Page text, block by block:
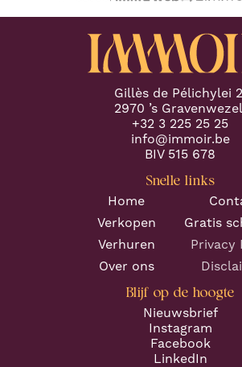
Gillès de Pélichylei
2970 ’s Gravenwezel
+32 3 225 25 25
info@immoir.be
BIV 515 678
Snelle links
Home
Verkopen
Gratis
Verhuren
Privacy
Over ons
Blijf op de hoogte
Nieuwsbrief
Instagram
Facebook
LinkedIn